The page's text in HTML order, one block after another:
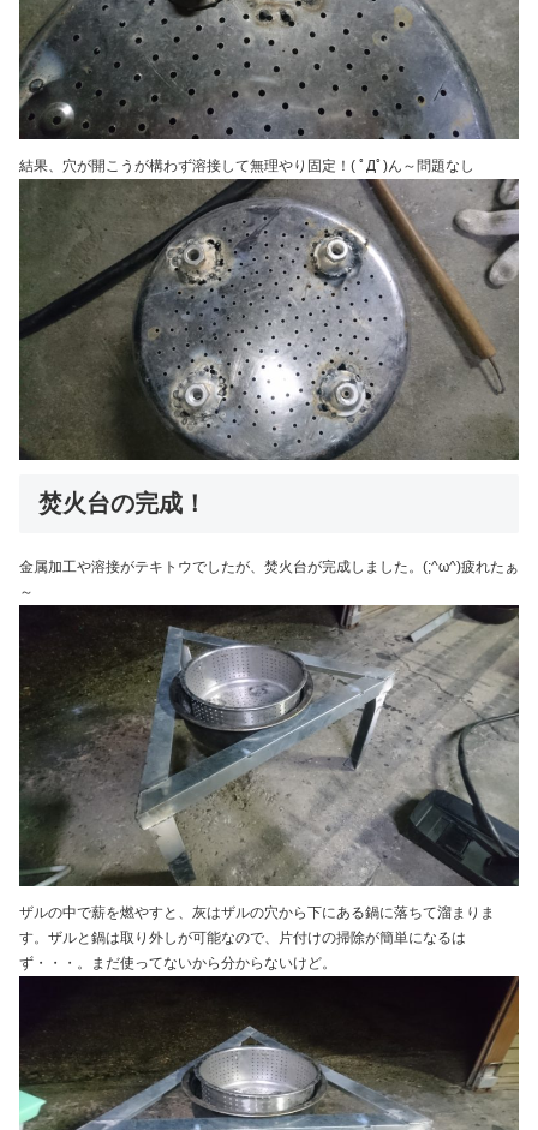
結果、穴が開こうが構わず溶接して無理やり固定！( ﾟДﾟ)ん～問題なし
焚火台の完成！
金属加工や溶接がテキトウでしたが、焚火台が完成しました。(;^ω^)疲れたぁ
～
ザルの中で薪を燃やすと、灰はザルの穴から下にある鍋に落ちて溜まりま
す。ザルと鍋は取り外しが可能なので、片付けの掃除が簡単になるは
ず・・・。まだ使ってないから分からないけど。